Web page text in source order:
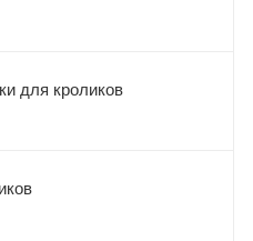
для кроликов